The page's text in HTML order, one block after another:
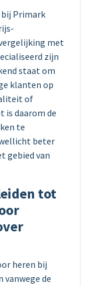
Primark
met
zijn
staat om
klanten op
of
is daarom de
te
beter
gebied van
tot
heren bij
vanwege de